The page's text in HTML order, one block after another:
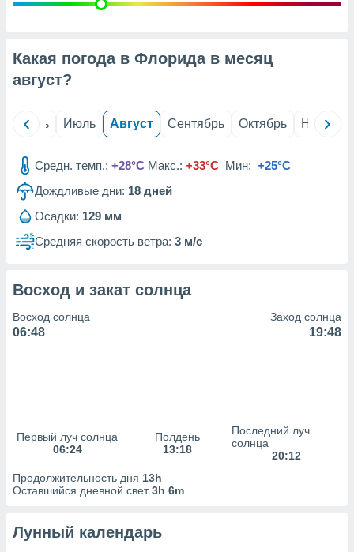
данных
рекламы
сведения
Какая погода в Флорида в месяц
август?
Июнь Июль Август Сентябрь Октябрь Ноябрь
Средн. темп.: +28°C Макс.: +33°C Мин: +25°C
Дождливые дни: 18 дней
Осадки: 129 мм
Средняя скорость ветра: 3 м/с
Восход и закат солнца
Восход солнца
06:48
Заход солнца
19:48
Первый луч солнца
06:24
Полдень
13:18
Последний луч
солнца
20:12
Продолжительность дня 13h
Оставшийся дневной свет3h 6m
Лунный календарь